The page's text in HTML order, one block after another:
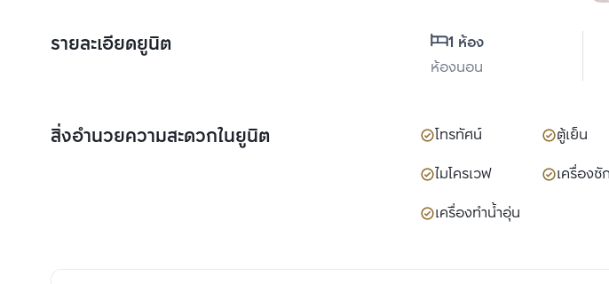
รายละเอียดยูนิต
1 ห้อง
ห้องนอน
สิ่งอำนวยความสะดวกในยูนิต โทรทัศน์
ตู้เย็น
ไมโครเวฟ
เครื่องซั
เครื่องทำน้ำอุ่น